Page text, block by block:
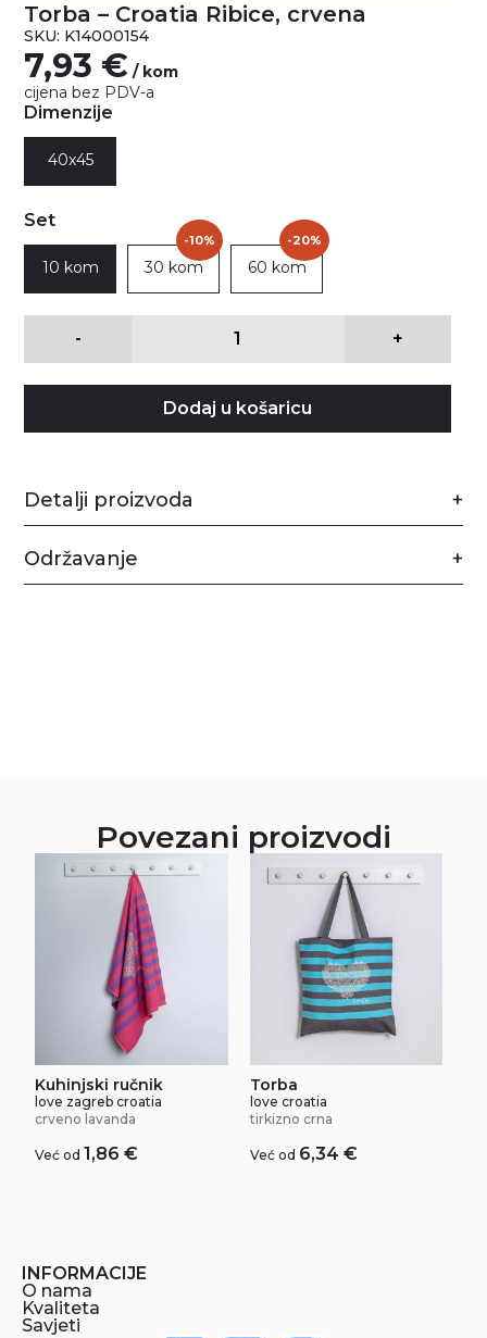
Torba – Croatia Ribice, crvena
SKU: K14000154
7,93 € / kom
cijena bez PDV-a
Dimenzije
40x45
Set
10 kom 30 kom
-10%
60 kom
-20%
- +
Dodaj u košaricu
Detalji proizvoda
Održavanje
Povezani proizvodi
Kuhinjski ručnik
love zagreb croatia
crveno lavanda
Već od 1,86€
Torba
love croatia
tirkizno crna
Već od 6,34 €
INFORMACIJE
O nama
Kvaliteta
Savjeti